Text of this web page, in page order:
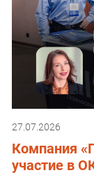
27.07.2026
Компания
участие в